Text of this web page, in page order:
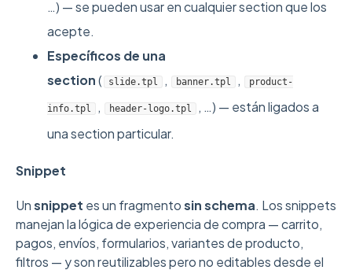
…) — se pueden usar en cualquier section que los
acepte.
Específicos de una
section( slide.tpl , banner.tpl , product-
info.tpl , header-logo.tpl
, …) — están ligados a
una section particular.
Snippet
Unsnippet es un fragmentosin schema. Los snippets
manejan la lógica de experiencia de compra — carrito,
pagos, envíos, formularios, variantes de producto,
filtros — y son reutilizables pero no editables desde el